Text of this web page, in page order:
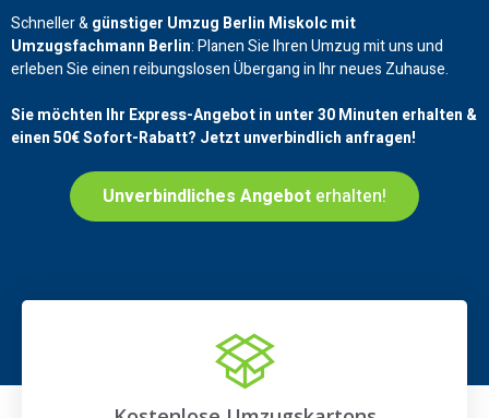
Schneller &günstiger Umzug Berlin Miskolc mit
Umzugsfachmann Berlin: Planen Sie Ihren Umzug mit uns und
erleben Sie einen reibungslosen Übergang in Ihr neues Zuhause.
Sie möchten Ihr Express-Angebot in unter 30 Minuten erhalten &
einen50€Sofort-Rabatt? Jetzt unverbindlich anfragen!
Unverbindliches Angebot erhalten!